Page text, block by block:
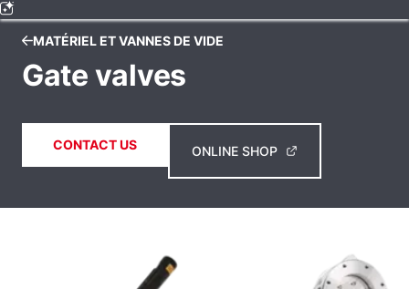
MATÉRIEL ET VANNES DE VIDE
Gate valves
CONTACT US ONLINE SHOP